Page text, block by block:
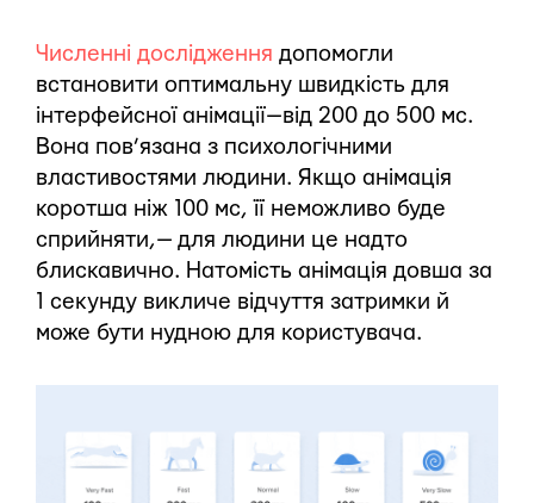
Численні дослідження допомогли
встановити оптимальну швидкість для
інтерфейсної анімації — від 200 до 500 мс.
Вона пов’язана з психологічними
властивостями людини. Якщо анімація
коротша ніж 100 мс, її неможливо буде
сприйняти, — для людини це надто
блискавично. Натомість анімація довша за
1 секунду викличе відчуття затримки й
може бути нудною для користувача.